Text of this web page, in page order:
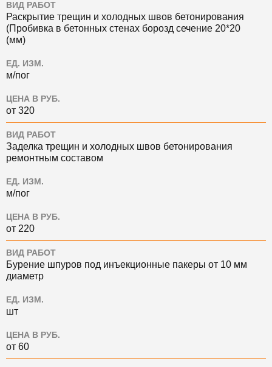
ВИД РАБОТ
Раскрытие трещин и холодных швов бетонирования
(Пробивка в бетонных стенах борозд сечение 20*20
(мм)
ЕД. ИЗМ.
м/пог
ЦЕНА В РУБ.
от 320
ВИД РАБОТ
Заделка трещин и холодных швов бетонирования
ремонтным составом
ЕД. ИЗМ.
м/пог
ЦЕНА В РУБ.
от 220
ВИД РАБОТ
Бурение шпуров под инъекционные пакеры от 10 мм
диаметр
ЕД. ИЗМ.
шт
ЦЕНА В РУБ.
от 60